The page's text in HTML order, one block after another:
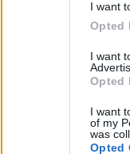
I want
Opted
I want
Opted
I want
of my
was
Opted